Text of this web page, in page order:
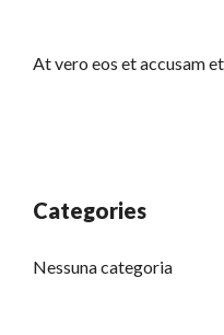
At vero eos et accusam
Categories
Nessuna categoria